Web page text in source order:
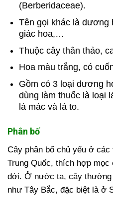
(Berberidaceae).
Tên gọi khác là dương
giác hoa,…
Thuộc cây thân thảo,
Hoa màu trắng, có
Gồm có 3 loại dương
dùng làm thuốc là loại
lá mác và lá to.
Phân bố
Cây phân bố chủ yếu ở
Trung Quốc, thích hợp
đới. Ở nước ta, cây thường
như Tây Bắc, đặc biệt là ở